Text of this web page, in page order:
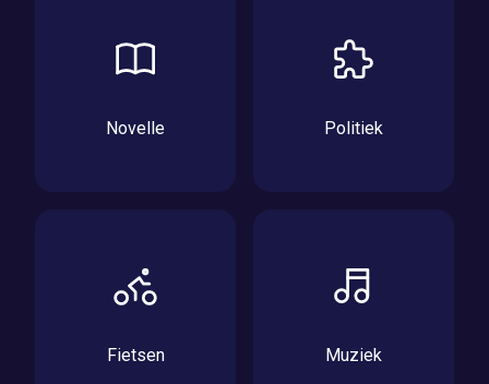
Novelle Politiek
Fietsen Muziek